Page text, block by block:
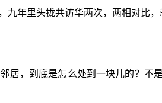
年里头拢共访华两次，两相对比
居，到底是怎么处到一块儿的？